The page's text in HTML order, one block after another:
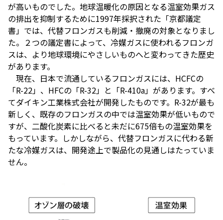
が高いものでした。地球温暖化の原因となる温室効果ガス
の排出を抑制するために1997年採択された「京都議定
書」では、代替フロンガスも削減・撤廃の対象となりまし
た。２つの議定書によって、冷媒ガスに使われるフロンガ
スは、より地球環境にやさしいものへと変わってきた歴史
があります。
現在、日本で流通しているフロンガスには、HCFCの
「R-22」、HFCの「R-32」と「R-410a」があります。すべ
てダイキン工業株式会社が開発したものです。R-32が最も
新しく、既存のフロンガスの中では温室効果が低いもので
すが、二酸化炭素に比べると未だに675倍もの温室効果を
もっています。しかしながら、代替フロンガスに代わる新
たな冷媒ガスは、開発途上で製品化の見通しはたっていま
せん。